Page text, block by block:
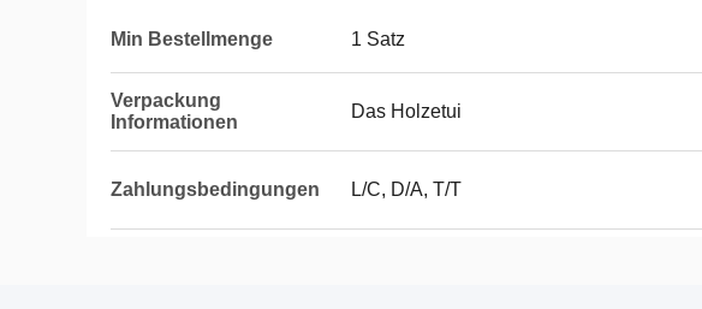
Min Bestellmenge 1 Satz
Verpackung
Informationen
Das Holzetui
Zahlungsbedingungen L/C, D/A, T/T